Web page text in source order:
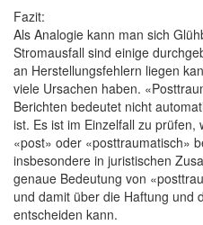
Fazit:
Als Analogie kann man sich
Stromausfall sind einige
an Herstellungsfehlern liegen
viele Ursachen haben.
Berichten bedeutet nicht
ist. Es ist im Einzelfall zu
«post» oder «posttraumatisch»
insbesondere in juristischen
genaue Bedeutung von
und damit über die Haftung und
entscheiden kann.